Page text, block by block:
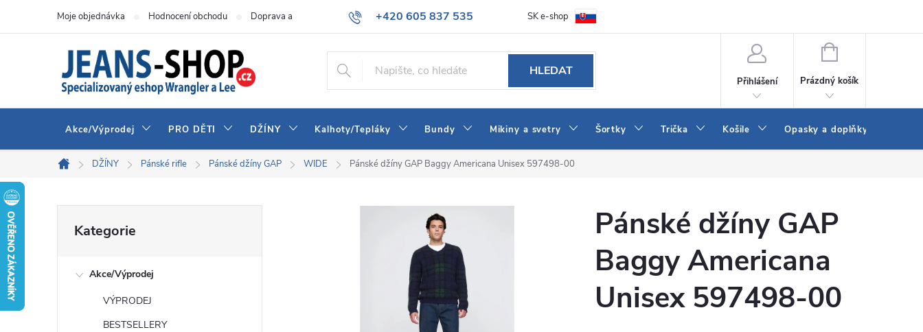
+420 605 837 535
info@jeans-shop.cz
Moje objednávka Hodnocení obchodu Doprava a platba Obchodní podmínky Naše prodejna Blog Kontakt
SK e-shop
HLEDAT
Přihlášení
NÁKUPNÍ
Prázdný košík
Akce/Výprodej PRO DĚTI DŽÍNY Kalhoty/Tepláky Bundy Mikiny a svetry Šortky Trička Košile Opasky a doplňky
Domů
DŽÍNY Pánské rifle Pánské džíny GAP WIDE Pánské džíny GAP Baggy Americana Unisex 597498-00
kategorie
Kategorie
Akce/Výprodej
VÝPRODEJ
BESTSELLERY
Pánské džíny GAP
Baggy Americana
Unisex 597498-00